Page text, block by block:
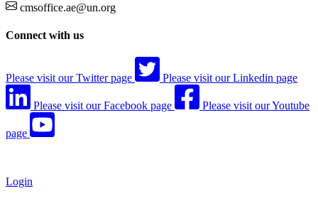
cmsoffice.ae@un.org
Connect with us
Please visit our Twitter page Please visit our Linkedin page
Please visit our Facebook page Please visit our Youtube
page
Login